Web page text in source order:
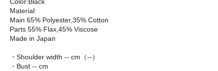
Material:
Main 65% Polyester,35% Cotton
Parts 55% Flax,45% Viscose
Made in Japan
・Shoulder width -- cm（--）
・Bust -- cm